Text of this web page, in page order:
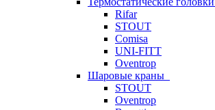
Rifar
STOUT
Comisa
UNI-FITT
Oventrop
Шаровые краны
STOUT
Oventrop